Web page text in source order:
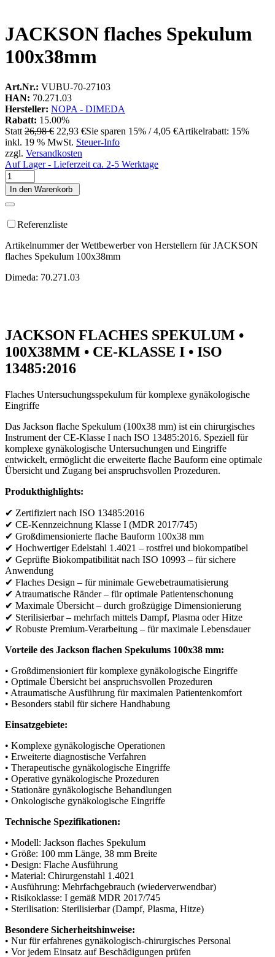
JACKSON flaches Spekulum
100x38mm
Art.Nr.: VUBU-70-27103
HAN: 70.271.03
Hersteller: NOPA - DIMEDA
Rabatt: 15.00%
Statt 26,98 € 22,93 €Sie sparen 15% / 4,05 €Artikelrabatt: 15%
inkl. 19 % MwSt. Steuer-Info
zzgl. Versandkosten
Auf Lager - Lieferzeit ca. 2-5 Werktage
In den Warenkorb
Referenzliste
Artikelnummer der Wettbewerber von Herstellern für JACKSON
flaches Spekulum 100x38mm
Dimeda: 70.271.03
JACKSON FLACHES SPEKULUM •
100X38MM • CE-KLASSE I • ISO
13485:2016
Flaches Untersuchungsspekulum für komplexe gynäkologische
Eingriffe
Das Jackson flache Spekulum (100x38 mm) ist ein chirurgisches
Instrument der CE-Klasse I nach ISO 13485:2016. Speziell für
komplexe gynäkologische Untersuchungen und Eingriffe
entwickelt, ermöglicht die erweiterte flache Bauform eine optimale
Übersicht und Zugang bei anspruchsvollen Prozeduren.
Produkthighlights:
✔ Zertifiziert nach ISO 13485:2016
✔ CE-Kennzeichnung Klasse I (MDR 2017/745)
✔ Großdimensionierte flache Bauform 100x38 mm
✔ Hochwertiger Edelstahl 1.4021 – rostfrei und biokompatibel
✔ Geprüfte Biokompatibilität nach ISO 10993 – für sichere
Anwendung
✔ Flaches Design – für minimale Gewebetraumatisierung
✔ Atraumatische Ränder – für optimale Patientenschonung
✔ Maximale Übersicht – durch großzügige Dimensionierung
✔ Sterilisierbar – mehrfach mittels Dampf, Plasma oder Hitze
✔ Robuste Premium-Verarbeitung – für maximale Lebensdauer
Vorteile des Jackson flachen Spekulums 100x38 mm:
• Großdimensioniert für komplexe gynäkologische Eingriffe
• Optimale Übersicht bei anspruchsvollen Prozeduren
• Atraumatische Ausführung für maximalen Patientenkomfort
• Besonders stabil für sichere Handhabung
Einsatzgebiete:
• Komplexe gynäkologische Operationen
• Erweiterte diagnostische Verfahren
• Therapeutische gynäkologische Eingriffe
• Operative gynäkologische Prozeduren
• Stationäre gynäkologische Behandlungen
• Onkologische gynäkologische Eingriffe
Technische Spezifikationen:
• Modell: Jackson flaches Spekulum
• Größe: 100 mm Länge, 38 mm Breite
• Design: Flache Ausführung
• Material: Chirurgenstahl 1.4021
• Ausführung: Mehrfachgebrauch (wiederverwendbar)
• Risikoklasse: I gemäß MDR 2017/745
• Sterilisation: Sterilisierbar (Dampf, Plasma, Hitze)
Besondere Sicherheitshinweise:
• Nur für erfahrenes gynäkologisch-chirurgisches Personal
• Vor jedem Einsatz auf Beschädigungen prüfen